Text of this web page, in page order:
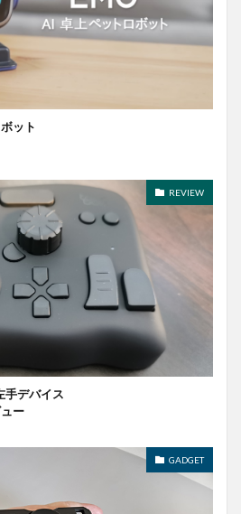
ット
REVIEW
手デバイス
ー
GADGET